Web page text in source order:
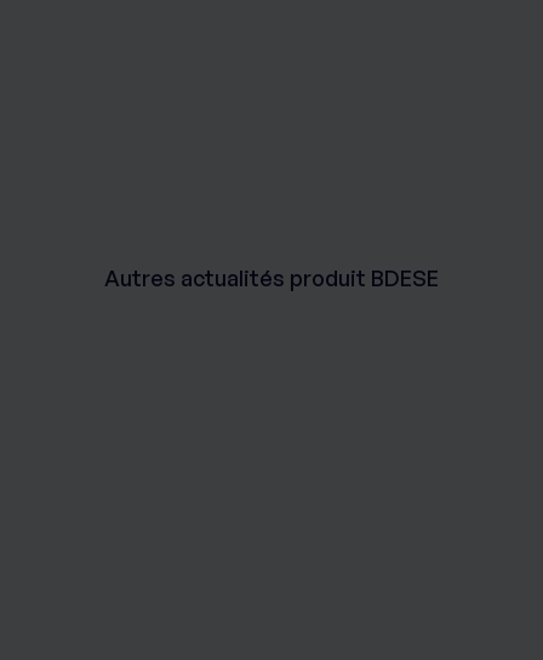
Autres actualités produit BDESE